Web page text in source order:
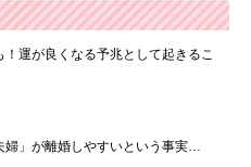
！運が良くなる予兆として起きるこ
婦」が離婚しやすいという事実…